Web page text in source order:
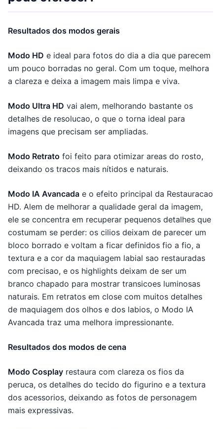
Resultados dos modos gerais
Modo HD e ideal para fotos do dia a dia que parecem
um pouco borradas no geral. Com um toque, melhora
a clareza e deixa a imagem mais limpa e viva.
Modo Ultra HD vai alem, melhorando bastante os
detalhes de resolucao, o que o torna ideal para
imagens que precisam ser ampliadas.
Modo Retrato foi feito para otimizar areas do rosto,
deixando os tracos mais nítidos e naturais.
Modo IA Avancada e o efeito principal da Restauracao
HD. Alem de melhorar a qualidade geral da imagem,
ele se concentra em recuperar pequenos detalhes que
costumam se perder: os cilios deixam de parecer um
bloco borrado e voltam a ficar definidos fio a fio, a
textura e a cor da maquiagem labial sao restauradas
com precisao, e os highlights deixam de ser um
branco chapado para mostrar transicoes luminosas
naturais. Em retratos em close com muitos detalhes
de maquiagem dos olhos e dos labios, o Modo IA
Avancada traz uma melhora impressionante.
Resultados dos modos de cena
Modo Cosplay restaura com clareza os fios da
peruca, os detalhes do tecido do figurino e a textura
dos acessorios, deixando as fotos de personagem
mais expressivas.